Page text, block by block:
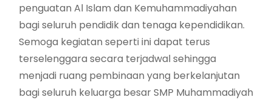
penguatan Al Islam dan Kemuhammadiyahan
bagi seluruh pendidik dan tenaga kependidikan.
Semoga kegiatan seperti ini dapat terus
terselenggara secara terjadwal sehingga
menjadi ruang pembinaan yang berkelanjutan
bagi seluruh keluarga besar SMP Muhammadiyah